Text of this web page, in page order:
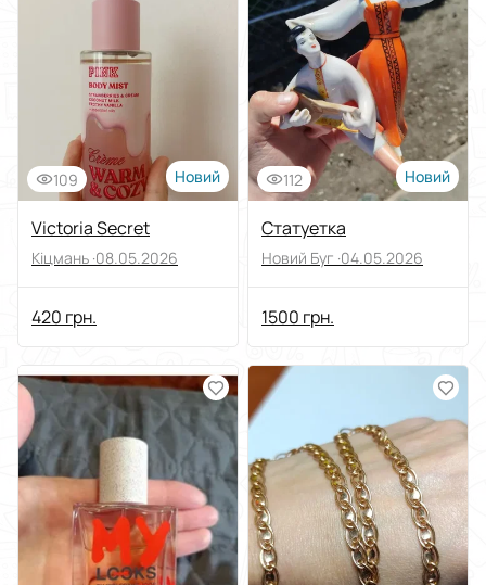
109 Новий
Victoria Secret
Кіцмань ·08.05.2026
420 грн.
112 Новий
Статуетка
Новий Буг ·04.05.2026
1500 грн.